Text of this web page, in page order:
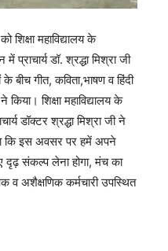
शिक्षा महाविद्यालय के
प्राचार्य डॉ. श्रद्धा मिश्रा जी
के बीच गीत, कविता,भाषण व हिंदी
शिक्षा महाविद्यालय के
डॉक्टर श्रद्धा मिश्रा जी ने
कि इस अवसर पर हमें अपने
दृढ़ संकल्प लेना होगा, मंच का
व अशैक्षणिक कर्मचारी उपस्थित